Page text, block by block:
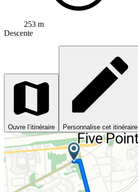
253 m
Descente
Ouvre l’itinéraire Personnalise cet itinéraire